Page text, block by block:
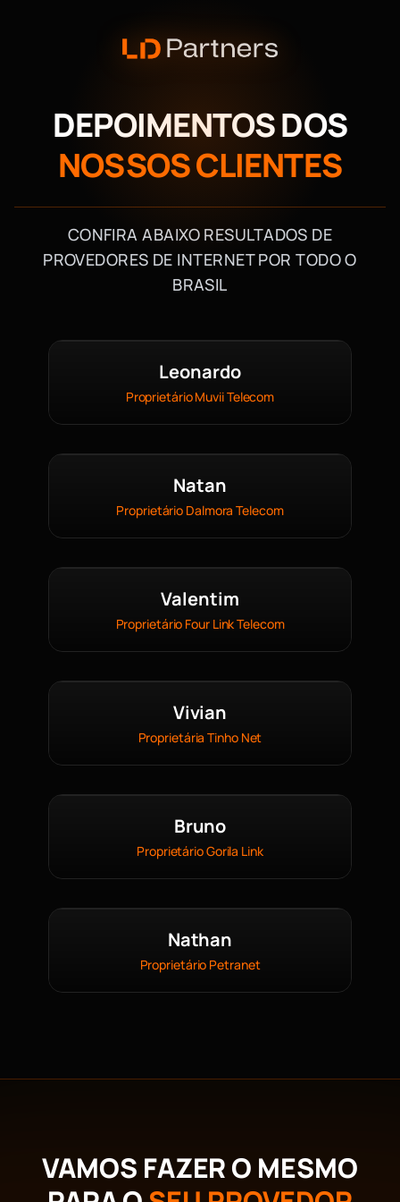
DEPOIMENTOS DOS
NOSSOS CLIENTES
CONFIRA ABAIXO RESULTADOS DE
PROVEDORES DE INTERNET POR TODO O
BRASIL
Leonardo
Proprietário Muvii Telecom
Natan
Proprietário Dalmora Telecom
Valentim
Proprietário Four Link Telecom
Vivian
Proprietária Tinho Net
Bruno
Proprietário Gorila Link
Nathan
Proprietário Petranet
VAMOS FAZER O MESMO